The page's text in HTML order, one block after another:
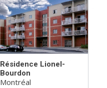
Résidence Lionel-
Bourdon
Montréal